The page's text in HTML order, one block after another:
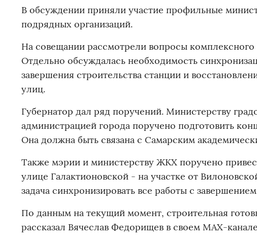
В обсуждении приняли участие профильные
подрядных организаций.
На совещании рассмотрели вопросы
Отдельно обсуждалась необходимость
завершения строительства станции и
улиц.
Губернатор дал ряд поручений. Министерству
администрацией города поручено подготовить
Она должна быть связана с Самарским
Также мэрии и министерству ЖКХ поручено
улице Галактионовской - на участке от
задача синхронизировать все работы с
По данным на текущий момент, строительная
рассказал Вячеслав Федорищев в своем МАХ-